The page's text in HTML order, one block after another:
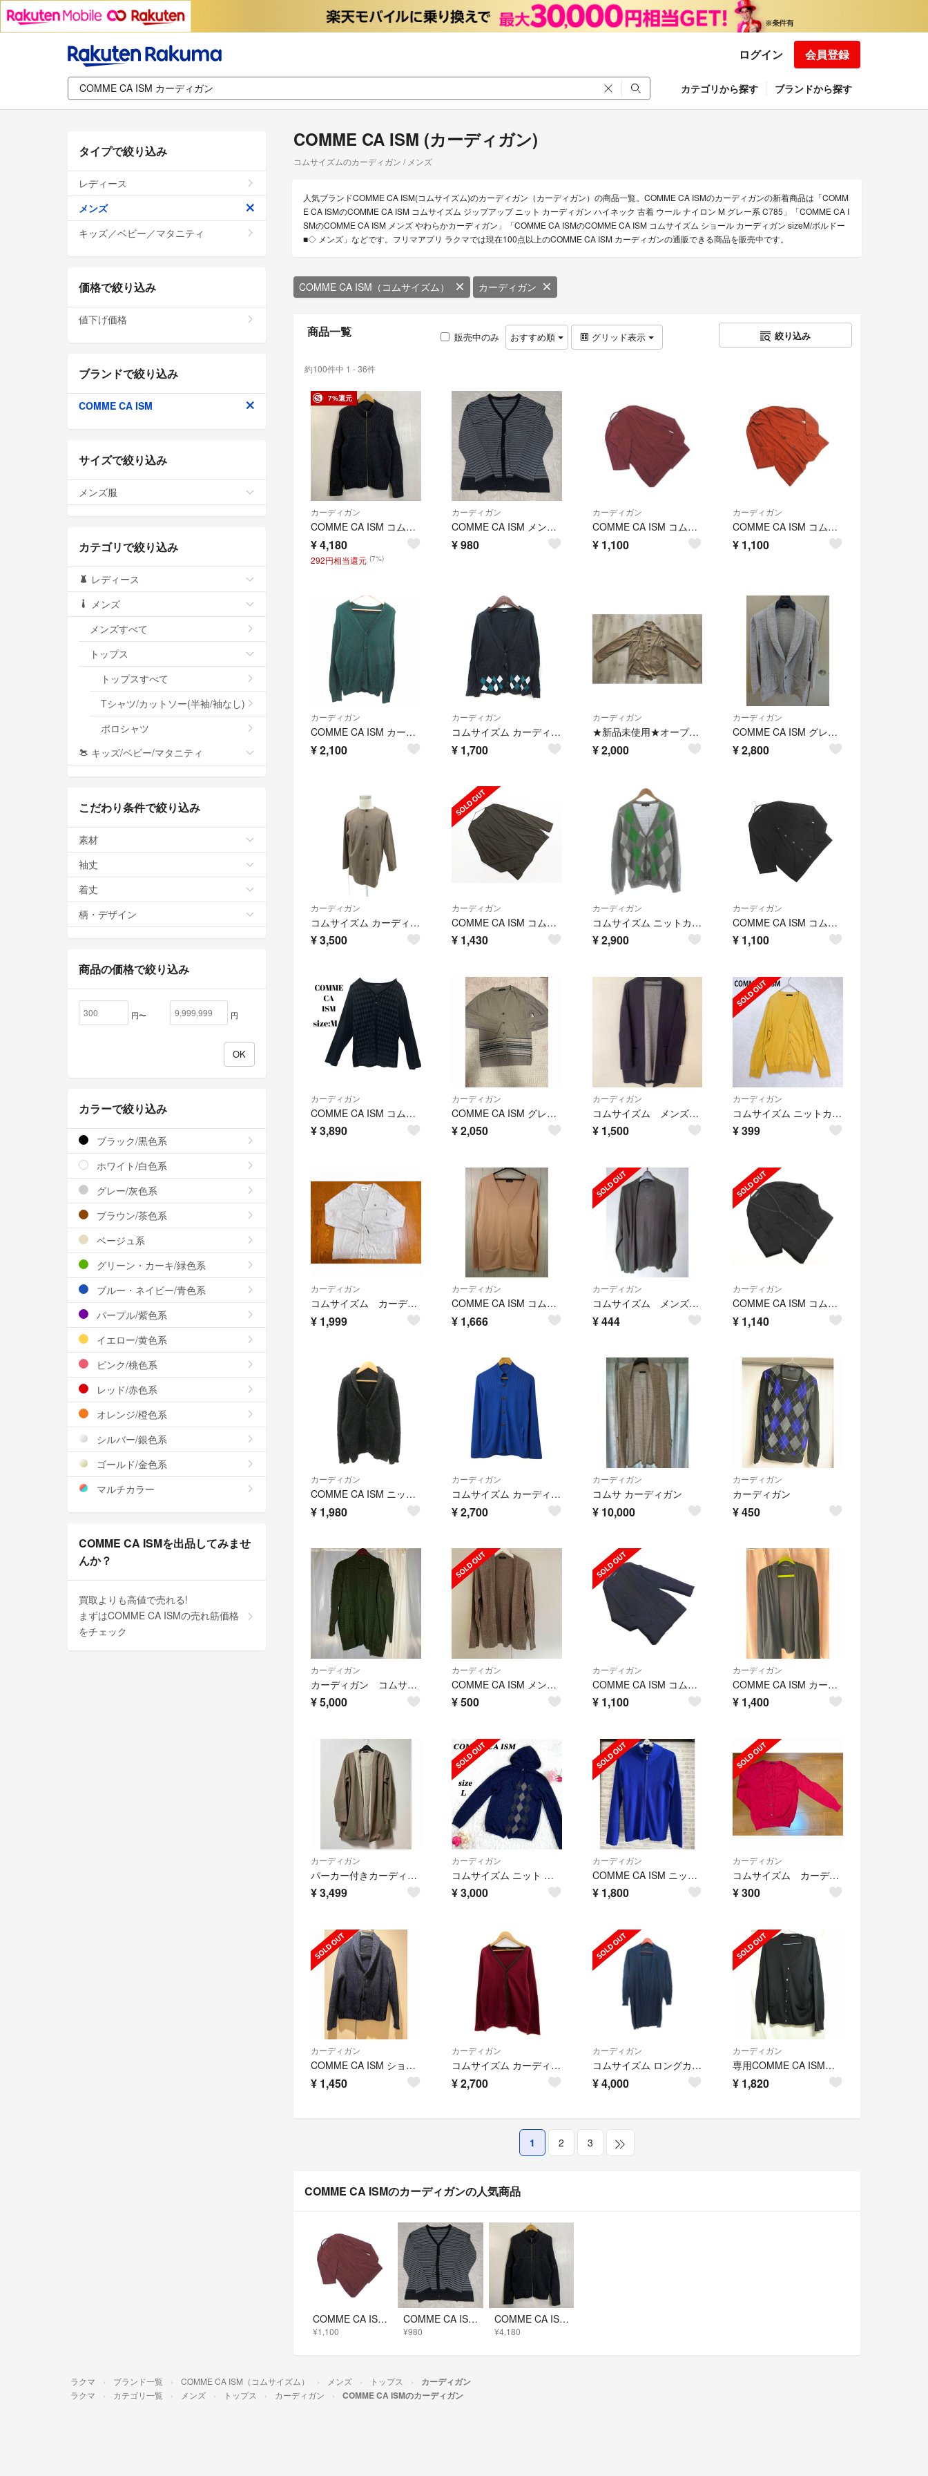
ログイン 会員登録
カテゴリから探す ブランドから探す
COMME CA ISM (カーディガン)
コムサイズムのカーディガン / メンズ
人気ブランドCOMME CA ISM(コムサイズム)のカーディガン（カーディガン）の商品一覧。COMME CA ISMのカーディガンの新着商品は「COMM
E CA ISMのCOMME CA ISM コムサイズム ジップアップ ニット カーディガン ハイネック 古着 ウール ナイロン M グレー系 C785」「COMME CA I
SMのCOMME CA ISM メンズ やわらかカーディガン」「COMME CA ISMのCOMME CA ISM コムサイズム ショール カーディガン sizeM/ボルドー
■◇ メンズ」などです。フリマアプリ ラクマでは現在100点以上のCOMME CA ISM カーディガンの通販できる商品を販売中です。
COMME CA ISM（コムサイズム） カーディガン
商品一覧 販売中のみ おすすめ順 グリッド表示 絞り込み
約100件中 1 - 36件
7%還元
カーディガン
COMME CA ISM コムサイズム ジップアップ ニット カーディガン ハイネック 古着 ウール ナイロン M グレー系 C785
¥4,180
292円相当還元 (7%)
カーディガン
COMME CA ISM メンズ やわらかカーディガン
¥980
カーディガン
COMME CA ISM コムサイズム ショール カーディガン sizeM/ボルドー ■◇ メンズ
¥ 1,100
カーディガン
COMME CA ISM コムサイズム 綿麻 Vネック カーディガン sizeL/茶 ■◇ メンズ
¥ 1,100
カーディガン
COMME CA ISM カーディガン ニット 長袖 ウール カシミヤ混 F 緑
¥2,100
カーディガン
コムサイズム カーディガン カットソー 長袖 アーガイル柄 L 黒 ブラック
¥ 1,700
カーディガン
★新品未使用★オープンフロントカーディガン★コムサイズム★サイズM★ベージュ
¥2,000
カーディガン
COMME CA ISM グレー L カーディガン⑤
¥2,800
カーディガン
コムサイズム カーディガン ミドル丈 スエード調 L 茶色 ブラウン
¥3,500
カーディガン
COMME CA ISM コムサイズム ショール カーディガン sizeL/カーキ ◇■ メンズ
¥ 1,430
カーディガン
コムサイズム ニットカーディガン 長袖 Vネック アーガイル柄 L グレー 緑
¥2,900
カーディガン
COMME CA ISM コムサイズム ウール混 Vネック カーディガン sizeM/黒 ◇■ メンズ
¥ 1,100
カーディガン
COMME CA ISM コムサ イズム プルオーバー シャツ 黒 古着
¥3,890
カーディガン
COMME CA ISM グレー カーディガン Mサイズ
¥2,050
カーディガン
コムサイズム メンズ ロングカーディガン
¥ 1,500
カーディガン
コムサイズム ニットカーディガン M ロング丈 長袖 Vネック 羽織り シンプル
¥399
カーディガン
コムサイズム カーディガン ライトグレー
¥ 1,999
カーディガン
COMME CA ISM コムサイズム メンズ カーディガン Lサイズ ピンク
¥ 1,666
カーディガン
コムサイズム メンズ カーディガン M
¥444
カーディガン
COMME CA ISM コムサイズム ウール混 Vネック カーディガン sizeL/黒 ◇■ メンズ
¥ 1,140
カーディガン
COMME CA ISM ニットカーディガン ミドル丈 オーバーサイズ M 黒
¥ 1,980
カーディガン
コムサイズム カーディガン ニット 無地 長袖 L 青 ブルー
¥2,700
カーディガン
コムサ カーディガン
¥ 10,000
カーディガン
カーディガン
¥450
カーディガン
カーディガン コムサイズム メンズ フリーサイズ シンプル セーター
¥5,000
カーディガン
COMME CA ISM メンズ カーディガン
¥500
カーディガン
COMME CA ISM コムサイズム ワッフル ショール カーディガン sizeL/紺 ■◇ メンズ
¥ 1,100
カーディガン
COMME CA ISM カーディガン
¥ 1,400
カーディガン
パーカー付きカーディガン ベージュブラウン
¥3,499
カーディガン
コムサイズム ニット カーディガン フルジップ パーカー アーガイル L ブルー
¥3,000
カーディガン
COMME CA ISM ニット カーディガン ハイネック ジップアップ
¥ 1,800
カーディガン
コムサイズム カーディガン
¥300
カーディガン
COMME CA ISM ショールカラーカーディガン(L)
¥ 1,450
カーディガン
コムサイズム カーディガン ミドル丈 Vネック ワッフル M レッド 赤
¥2,700
カーディガン
コムサイズム ロングカーディガン ニット 前開き 長袖 麻 9 紺 ■MO
¥4,000
カーディガン
専用COMME CA ISMニットカーディガンブラック/シンプル良品重宝L
¥ 1,820
1 2 3
COMME CA ISMのカーディガンの人気商品
COMME CA ISM コムサイズム ショール カーディガン sizeM/ボルドー ■◇ メンズ
¥1,100
COMME CA ISM メンズ やわらかカーディガン
¥980
COMME CA ISM コムサイズム ジップアップ ニット カーディガン ハイネック 古着 ウール ナイロン M グレー系 C785
¥4,180
タイプで絞り込み
レディース
メンズ
キッズ／ベビー／マタニティ
価格で絞り込み
値下げ価格
ブランドで絞り込み
COMME CA ISM
サイズで絞り込み
メンズ服
カテゴリで絞り込み
レディース
メンズ
メンズすべて
トップス
トップスすべて
Tシャツ/カットソー(半袖/袖なし)
ポロシャツ
キッズ/ベビー/マタニティ
こだわり条件で絞り込み
素材
袖丈
着丈
柄・デザイン
商品の価格で絞り込み
円〜 円
カラーで絞り込み
ブラック/黒色系
ホワイト/白色系
グレー/灰色系
ブラウン/茶色系
ベージュ系
グリーン・カーキ/緑色系
ブルー・ネイビー/青色系
パープル/紫色系
イエロー/黄色系
ピンク/桃色系
レッド/赤色系
オレンジ/橙色系
シルバー/銀色系
ゴールド/金色系
マルチカラー
COMME CA ISMを出品してみませ
んか？
買取よりも高値で売れる!
まずはCOMME CA ISMの売れ筋価格
をチェック
ラクマ ブランド一覧 COMME CA ISM（コムサイズム） メンズ トップス カーディガン
ラクマ カテゴリ一覧 メンズ トップス カーディガン COMME CA ISMのカーディガン